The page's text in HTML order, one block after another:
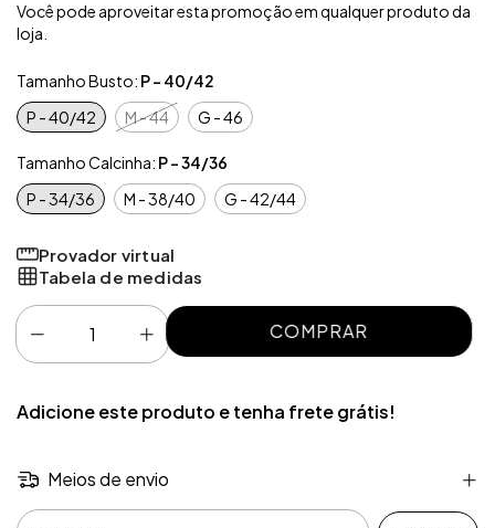
Você pode aproveitar esta promoção em qualquer produto da
loja.
Tamanho Busto: P - 40/42
P - 40/42
M - 44 G - 46
Tamanho Calcinha: P - 34/36
P - 34/36
M - 38/40 G - 42/44
Provador virtual
Tabela de medidas
Adicione este produto etenha frete grátis!
Meios de envio
Entregas para o CEP: